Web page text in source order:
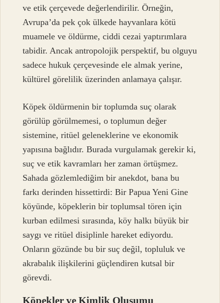
ve etik çerçevede değerlendirilir. Örneğin,
Avrupa’da pek çok ülkede hayvanlara kötü
muamele ve öldürme, ciddi cezai yaptırımlara
tabidir. Ancak antropolojik perspektif, bu olguyu
sadece hukuk çerçevesinde ele almak yerine,
kültürel görelilik üzerinden anlamaya çalışır.
Köpek öldürmenin bir toplumda suç olarak
görülüp görülmemesi, o toplumun değer
sistemine, ritüel geleneklerine ve ekonomik
yapısına bağlıdır. Burada vurgulamak gerekir ki,
suç ve etik kavramları her zaman örtüşmez.
Sahada gözlemlediğim bir anekdot, bana bu
farkı derinden hissettirdi: Bir Papua Yeni Gine
köyünde, köpeklerin bir toplumsal tören için
kurban edilmesi sırasında, köy halkı büyük bir
saygı ve ritüel disiplinle hareket ediyordu.
Onların gözünde bu bir suç değil, topluluk ve
akrabalık ilişkilerini güçlendiren kutsal bir
görevdi.
Köpekler ve Kimlik Oluşumu